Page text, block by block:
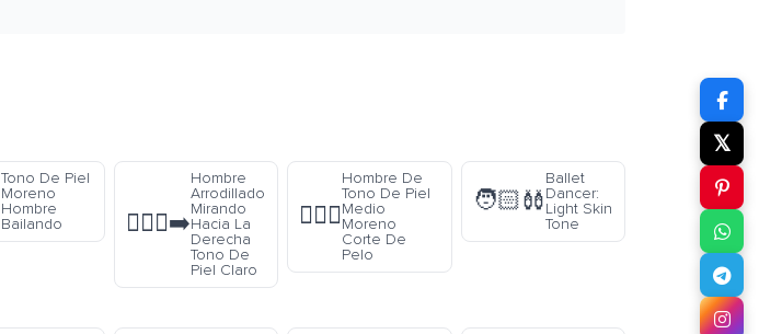
Tono De Piel
Moreno
Hombre
Bailando
🧎🏻‍♂️‍➡️
Hombre
Arrodillado
Mirando
Hacia La
Derecha
Tono De
Piel Claro
💇🏾‍♂️
Hombre De
Tono De Piel
Medio
Moreno
Corte De
Pelo
🧑🏻‍🩰
Ballet
Dancer:
Light Skin
Tone
𝕏